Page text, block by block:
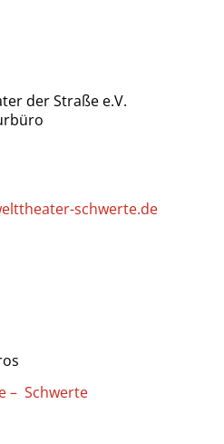
der Straße e.V.
schwerte.de
– Schwerte